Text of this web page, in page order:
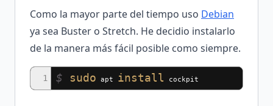
Como la mayor parte del tiempo uso Debian
ya sea Buster o Stretch. He decidio instalarlo
de la manera más fácil posible como siempre.
1 $ sudo apt install cockpit